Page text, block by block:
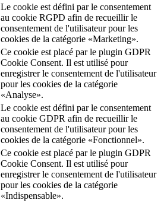
Le cookie est défini par le consentement
au cookie RGPD afin de recueillir le
consentement de l'utilisateur pour les
cookies de la catégorie «Marketing».
Ce cookie est placé par le plugin GDPR
Cookie Consent. Il est utilisé pour
enregistrer le consentement de l'utilisateur
pour les cookies de la catégorie
«Analyse».
Le cookie est défini par le consentement
au cookie GDPR afin de recueillir le
consentement de l'utilisateur pour les
cookies de la catégorie «Fonctionnel».
Ce cookie est placé par le plugin GDPR
Cookie Consent. Il est utilisé pour
enregistrer le consentement de l'utilisateur
pour les cookies de la catégorie
«Indispensable».